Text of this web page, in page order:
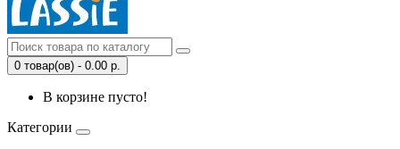
0 товар(ов) - 0.00 р.
В корзине пусто!
Категории